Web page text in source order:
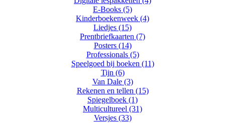
E-Books (5)
Kinderboekenweek (4)
Liedjes (15)
Prentbriefkaarten (7)
Posters (14)
Professionals (5)
Speelgoed bij boeken (11)
Tijn (6)
Van Dale (3)
Rekenen en tellen (15)
Spiegelboek (1)
Multicultureel (31)
Versjes (33)